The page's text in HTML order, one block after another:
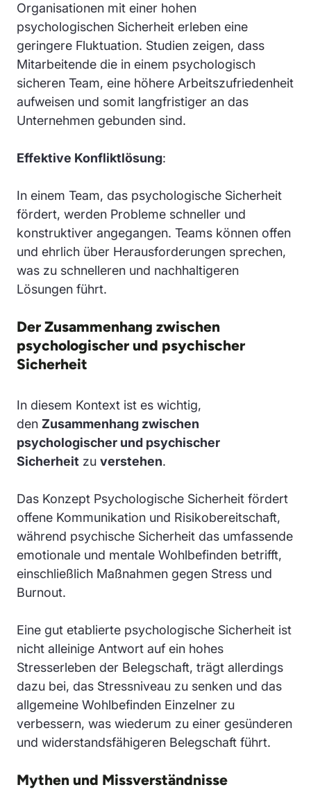
Organisationen mit einer hohen
psychologischen Sicherheit erleben eine
geringere Fluktuation. Studien zeigen, dass
Mitarbeitende die in einem psychologisch
sicheren Team, eine höhere Arbeitszufriedenheit
aufweisen und somit langfristiger an das
Unternehmen gebunden sind.
Effektive Konfliktlösung:
In einem Team, das psychologische Sicherheit
fördert, werden Probleme schneller und
konstruktiver angegangen. Teams können offen
und ehrlich über Herausforderungen sprechen,
was zu schnelleren und nachhaltigeren
Lösungen führt.
Der Zusammenhang zwischen
psychologischer und psychischer
Sicherheit
In diesem Kontext ist es wichtig,
den Zusammenhang zwischen
psychologischer und psychischer
Sicherheit zu verstehen.
Das Konzept Psychologische Sicherheit fördert
offene Kommunikation und Risikobereitschaft,
während psychische Sicherheit das umfassende
emotionale und mentale Wohlbefinden betrifft,
einschließlich Maßnahmen gegen Stress und
Burnout.
Eine gut etablierte psychologische Sicherheit ist
nicht alleinige Antwort auf ein hohes
Stresserleben der Belegschaft, trägt allerdings
dazu bei, das Stressniveau zu senken und das
allgemeine Wohlbefinden Einzelner zu
verbessern, was wiederum zu einer gesünderen
und widerstandsfähigeren Belegschaft führt.
Mythen und Missverständnisse